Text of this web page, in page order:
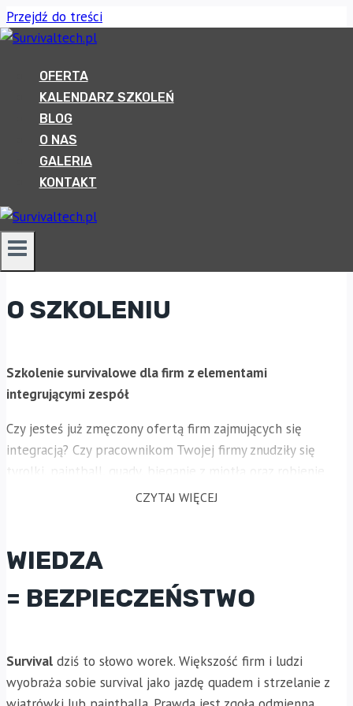
Przejdź do treści
OFERTA
KALENDARZ SZKOLEŃ
BLOG
O NAS
GALERIA
KONTAKT
SZKOLENIA
DLA FIRM
oferta dedykowana dla firm
O SZKOLENIU
Szkolenie survivalowe dla firm z elementami
integrującymi zespół
Czy jesteś już zmęczony ofertą firm zajmujących się
integracją? Czy pracownikom Twojej firmy znudziły się
tyrolki, paintball, quady, bieganie z miotłą oraz robienie
wspólnego z integracją bieganie z paintballem czy jazda na
quadzie? Każdy zakłada maskę i ściąga wieczorem przy
alkoholowej libacji. Gdzie tutaj integracja lub budowanie
zespołu???
podkreślamy, że my nie organizujemy imprez
integracyjnych. Nasza firma zajmuje sięszkoleniami z
CZYTAJ WIĘCEJ
WIEDZA
= BEZPIECZEŃSTWO
Survival dziś to słowo worek. Większość firm i ludzi
wyobraża sobie survival jako jazdę quadem i strzelanie z